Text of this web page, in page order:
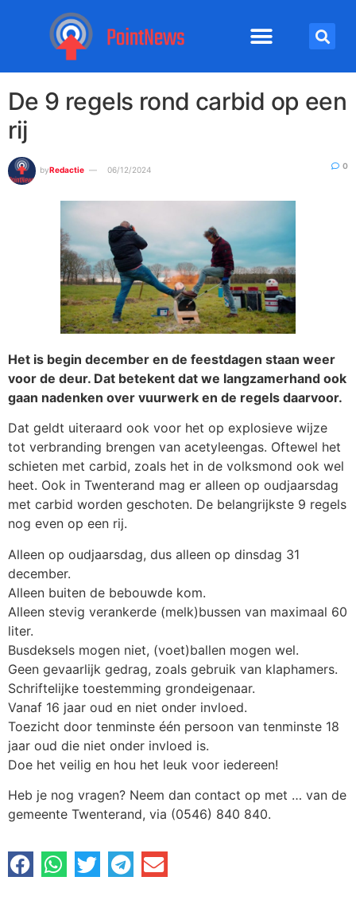
De 9 regels rond carbid op een
rij
byRedactie 06/12/2024 0
Het is begin december en de feestdagen staan weer
voor de deur. Dat betekent dat we langzamerhand ook
gaan nadenken over vuurwerk en de regels daarvoor.
Dat geldt uiteraard ook voor het op explosieve wijze
tot verbranding brengen van acetyleengas. Oftewel het
schieten met carbid, zoals het in de volksmond ook wel
heet. Ook in Twenterand mag er alleen op oudjaarsdag
met carbid worden geschoten. De belangrijkste 9 regels
nog even op een rij.
Alleen op oudjaarsdag, dus alleen op dinsdag 31
december.
Alleen buiten de bebouwde kom.
Alleen stevig verankerde (melk)bussen van maximaal 60
liter.
Busdeksels mogen niet, (voet)ballen mogen wel.
Geen gevaarlijk gedrag, zoals gebruik van klaphamers.
Schriftelijke toestemming grondeigenaar.
Vanaf 16 jaar oud en niet onder invloed.
Toezicht door tenminste één persoon van tenminste 18
jaar oud die niet onder invloed is.
Doe het veilig en hou het leuk voor iedereen!
Heb je nog vragen? Neem dan contact op met … van de
gemeente Twenterand, via (0546) 840 840.